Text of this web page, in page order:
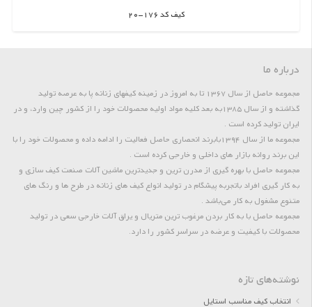
کیف کد 176-20
اطلاعات بیشتر
درباره ما
مجموعه حاصل از سال 1367 تا به امروز در زمینه کیفهای زنانه پا به عرصه تولید
گذاشته و از سال 1385به بعد کلیه مواد اولیه محصولات خود را از کشور چین وارد، و در
ایران تولید کرده است .
مجموعه ما از سال 1394بابرند انحصاری حاصل فعالیت را ادامه داده و محصولات خود را با
این برند روانه بازار های داخلی و خارجی کرده است .
مجموعه حاصل با بهره گیری از مدرن ترین و جدیدترین ماشین آلات صنعت کیف سازی و
به کار گیری افراد باتجربه پیشگام در تولید انواع کیف های زنانه در طرح ها و رنگ های
متنوع مشغول به کار می‌باشد .
مجموعه حاصل با به کار بردن مرغوب ترین متریال و یراق آلات خارجی سعی در تولید
محصولات با کیفیت و عرضه در سراسر کشور را دارد.
نوشته‌های تازه
انتخاب کیف مناسب استایل